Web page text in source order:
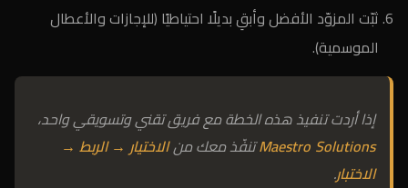
ثبّت المزوّد الأفضل وأبقِ بديلًا احتياطيًا (للإجازات والأعطال
الموسمية).
إذا أردت تنفيذ هذه الخطة مع فريق تقني وتسويقي واحد،
Maestro Solutionsتنفّذ معك منالاختيار → الربط →
الاختبار.